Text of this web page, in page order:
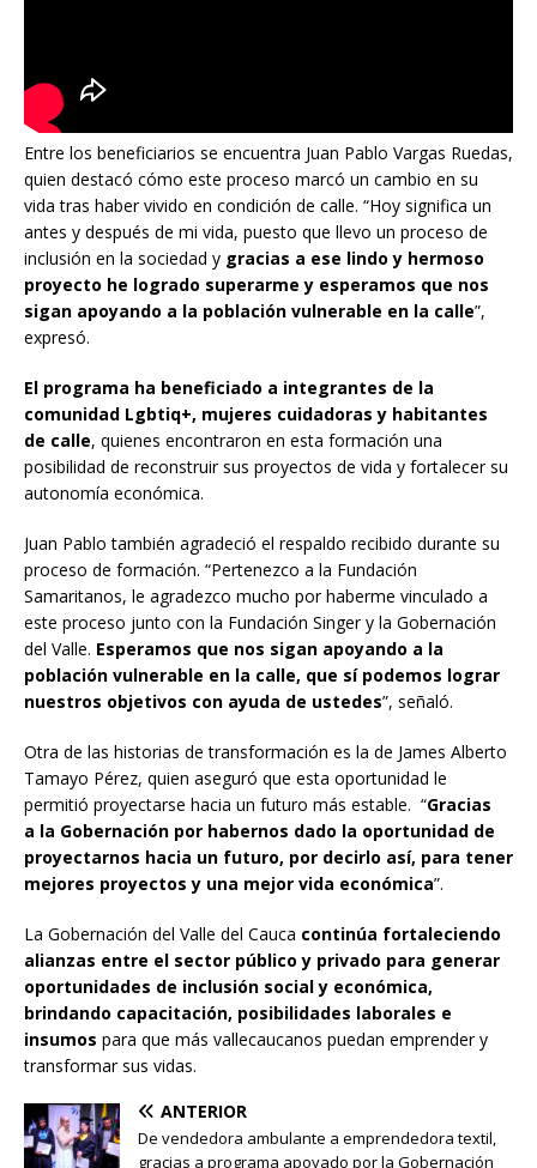
Entre los beneficiarios se encuentra Juan Pablo Vargas Ruedas,
quien destacó cómo este proceso marcó un cambio en su
vida tras haber vivido en condición de calle. “Hoy significa un
antes y después de mi vida, puesto que llevo un proceso de
inclusión en la sociedad y gracias a ese lindo y hermoso
proyecto he logrado superarme y esperamos que nos
sigan apoyando a la población vulnerable en la calle”,
expresó.
El programa ha beneficiado a integrantes de la
comunidad Lgbtiq+, mujeres cuidadoras y habitantes
de calle, quienes encontraron en esta formación una
posibilidad de reconstruir sus proyectos de vida y fortalecer su
autonomía económica.
Juan Pablo también agradeció el respaldo recibido durante su
proceso de formación. “Pertenezco a la Fundación
Samaritanos, le agradezco mucho por haberme vinculado a
este proceso junto con la Fundación Singer y la Gobernación
del Valle. Esperamos que nos sigan apoyando a la
población vulnerable en la calle, que sí podemos lograr
nuestros objetivos con ayuda de ustedes”, señaló.
Otra de las historias de transformación es la de James Alberto
Tamayo Pérez, quien aseguró que esta oportunidad le
permitió proyectarse hacia un futuro más estable. “Gracias
a la Gobernación por habernos dado la oportunidad de
proyectarnos hacia un futuro, por decirlo así, para tener
mejores proyectos y una mejor vida económica”.
La Gobernación del Valle del Cauca continúa fortaleciendo
alianzas entre el sector público y privado para generar
oportunidades de inclusión social y económica,
brindando capacitación, posibilidades laborales e
insumos para que más vallecaucanos puedan emprender y
transformar sus vidas.
ANTERIOR
De vendedora ambulante a emprendedora textil,
gracias a programa apoyado por la Gobernación